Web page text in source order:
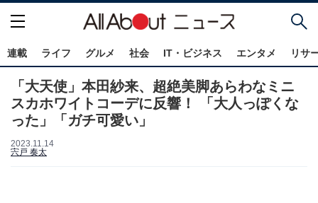
連載 ライフ グルメ 社会 IT・ビジネス エンタメ リサ
「大天使」本田紗来、超絶美脚あらわなミニ
スカホワイトコーデに反響！ 「大人っぽくな
った」「ガチ可愛い」
2023.11.14
宍戸 奏太